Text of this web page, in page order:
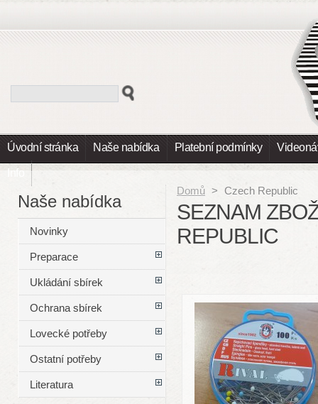
Úvodní stránka Naše nabídka Platební podmínky
Info
Domů > Czech Republic
SEZNAM
REPUBLIC
Naše nabídka
Novinky
Preparace
Ukládání sbírek
Ochrana sbírek
Lovecké potřeby
Ostatní potřeby
Literatura